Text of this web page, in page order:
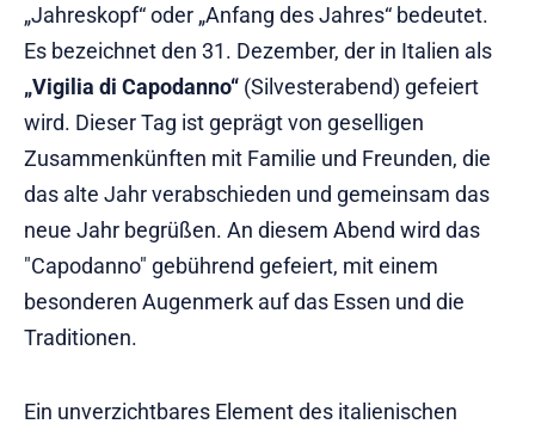
„Jahreskopf“ oder „Anfang des Jahres“ bedeutet.
Es bezeichnet den 31. Dezember, der in Italien als
„Vigilia di Capodanno“ (Silvesterabend) gefeiert
wird. Dieser Tag ist geprägt von geselligen
Zusammenkünften mit Familie und Freunden, die
das alte Jahr verabschieden und gemeinsam das
neue Jahr begrüßen. An diesem Abend wird das
"Capodanno" gebührend gefeiert, mit einem
besonderen Augenmerk auf das Essen und die
Traditionen.
Ein unverzichtbares Element des italienischen